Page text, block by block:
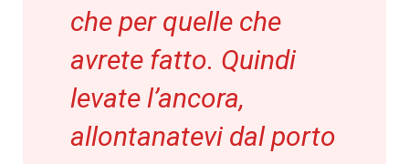
che per quelle che
avrete fatto. Quindi
levate l’ancora,
allontanatevi dal porto